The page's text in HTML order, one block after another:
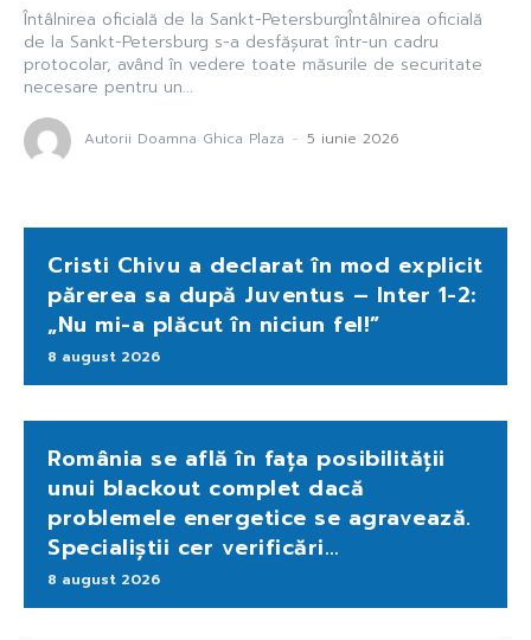
Întâlnirea oficială de la Sankt-PetersburgÎntâlnirea oficială
de la Sankt-Petersburg s-a desfășurat într-un cadru
protocolar, având în vedere toate măsurile de securitate
necesare pentru un...
Autorii Doamna Ghica Plaza - 5 iunie 2026
Cristi Chivu a declarat în mod explicit
părerea sa după Juventus – Inter 1-2:
„Nu mi-a plăcut în niciun fel!”
8 august 2026
România se află în fața posibilității
unui blackout complet dacă
problemele energetice se agravează.
Specialiștii cer verificări…
8 august 2026